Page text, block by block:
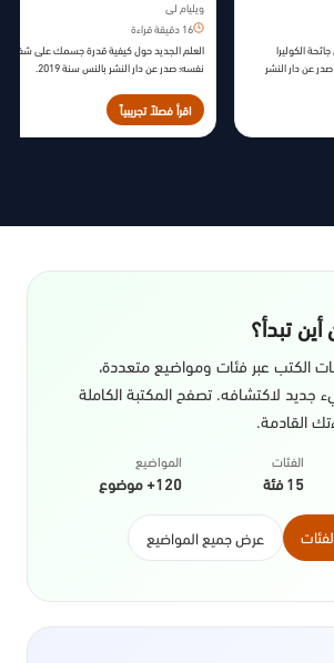
الكوليرا
عن دار النشر
ويليام لي
16 دقيقة قراءة
العلم الجديد حول كيفية قدرة جسمك على شفاء
نفسه؛ صدر عن دار النشر بالنس سنة 2019.
اقرأ فصلاً تجريبياً
تبدأ؟
الكتب عبر فئات ومواضيع متعددة،
جديد لاكتشافه. تصفح المكتبة الكاملة
القادمة.
الفئات
15 فئة
المواضيع
120+ موضوع
عرض جميع المواضيع